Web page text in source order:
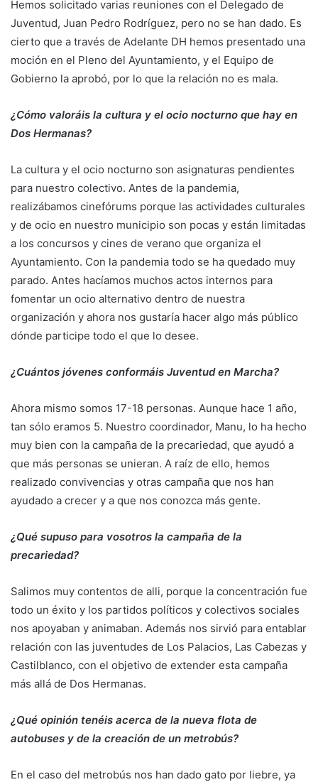
Hemos solicitado varias reuniones con el Delegado de
Juventud, Juan Pedro Rodríguez, pero no se han dado. Es
cierto que a través de Adelante DH hemos presentado una
moción en el Pleno del Ayuntamiento, y el Equipo de
Gobierno la aprobó, por lo que la relación no es mala.
¿Cómo valoráis la cultura y el ocio nocturno que hay en
Dos Hermanas?
La cultura y el ocio nocturno son asignaturas pendientes
para nuestro colectivo. Antes de la pandemia,
realizábamos cinefórums porque las actividades culturales
y de ocio en nuestro municipio son pocas y están limitadas
a los concursos y cines de verano que organiza el
Ayuntamiento. Con la pandemia todo se ha quedado muy
parado. Antes hacíamos muchos actos internos para
fomentar un ocio alternativo dentro de nuestra
organización y ahora nos gustaría hacer algo más público
dónde participe todo el que lo desee.
¿Cuántos jóvenes conformáis Juventud en Marcha?
Ahora mismo somos 17-18 personas. Aunque hace 1 año,
tan sólo eramos 5. Nuestro coordinador, Manu, lo ha hecho
muy bien con la campaña de la precariedad, que ayudó a
que más personas se unieran. A raíz de ello, hemos
realizado convivencias y otras campaña que nos han
ayudado a crecer y a que nos conozca más gente.
¿Qué supuso para vosotros la campaña de la
precariedad?
Salimos muy contentos de alli, porque la concentración fue
todo un éxito y los partidos políticos y colectivos sociales
nos apoyaban y animaban. Además nos sirvió para entablar
relación con las juventudes de Los Palacios, Las Cabezas y
Castilblanco, con el objetivo de extender esta campaña
más allá de Dos Hermanas.
¿Qué opinión tenéis acerca de la nueva flota de
autobuses y de la creación de un metrobús?
En el caso del metrobús nos han dado gato por liebre, ya